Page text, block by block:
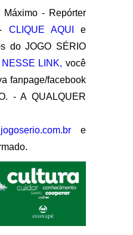
Máximo - Repórter
CLIQUE AQUI
e
do JOGO SÉRIO
NESSE LINK, você
fanpage/facebook
- A QUALQUER
e